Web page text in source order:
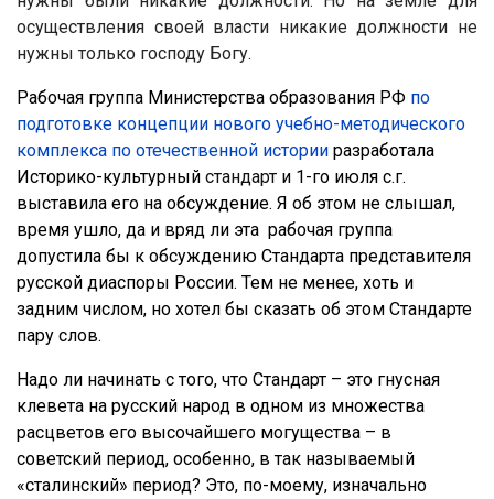
осуществления своей власти никакие должности не
нужны только господу Богу.
Рабочая группа Министерства образования РФ по
подготовке концепции нового учебно-методического
комплекса по отечественной истории разработала
Историко-культурный стандарт и 1-го июля с.г.
выставила его на обсуждение. Я об этом не слышал,
время ушло, да и вряд ли эта рабочая группа
допустила бы к обсуждению Стандарта представителя
русской диаспоры России. Тем не менее, хоть и
задним числом, но хотел бы сказать об этом Стандарте
пару слов.
Надо ли начинать с того, что Стандарт – это гнусная
клевета на русский народ в одном из множества
расцветов его высочайшего могущества – в
советский период, особенно, в так называемый
«сталинский» период? Это, по-моему, изначально